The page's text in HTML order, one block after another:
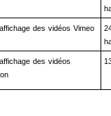
des vidéos Vimeo
des vidéos